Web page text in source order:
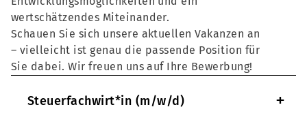
wertschätzendes Miteinander.
Schauen Sie sich unsere aktuellen Vakanzen an
– vielleicht ist genau die passende Position für
Sie dabei. Wir freuen uns auf Ihre Bewerbung!
Steuerfachwirt*in (m/w/d) +